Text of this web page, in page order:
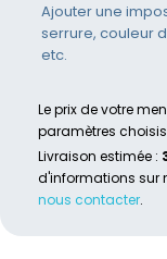
Ajouter une
serrure, couleur
etc.
Le prix de votre
paramètres
Livraison estimée :
d'informations sur
nous contacter.